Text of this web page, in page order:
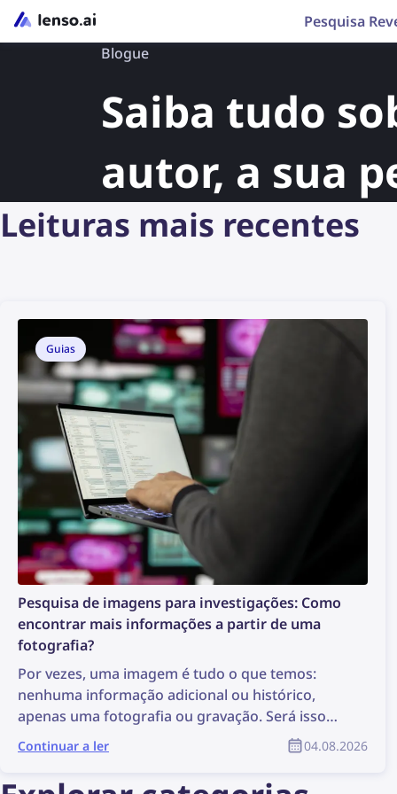
Pesquisa
Blogue
Saiba tudo
autor, a sua
Leituras mais recentes
Guias
Pesquisa de imagens para investigações: Como
encontrar mais informações a partir de uma
fotografia?
Por vezes, uma imagem é tudo o que temos:
nenhuma informação adicional ou histórico,
apenas uma fotografia ou gravação. Será isso
suficiente para iniciar uma investigação? Pode
não ser a situação ideal, mas é suficiente para
realizar uma pesquisa de imagens, que pode
Continuar a ler 04.08.2026